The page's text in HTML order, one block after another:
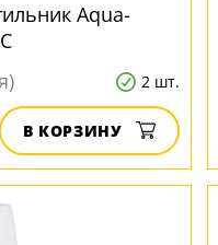
Aqua-
2 шт.
В КОРЗИНУ